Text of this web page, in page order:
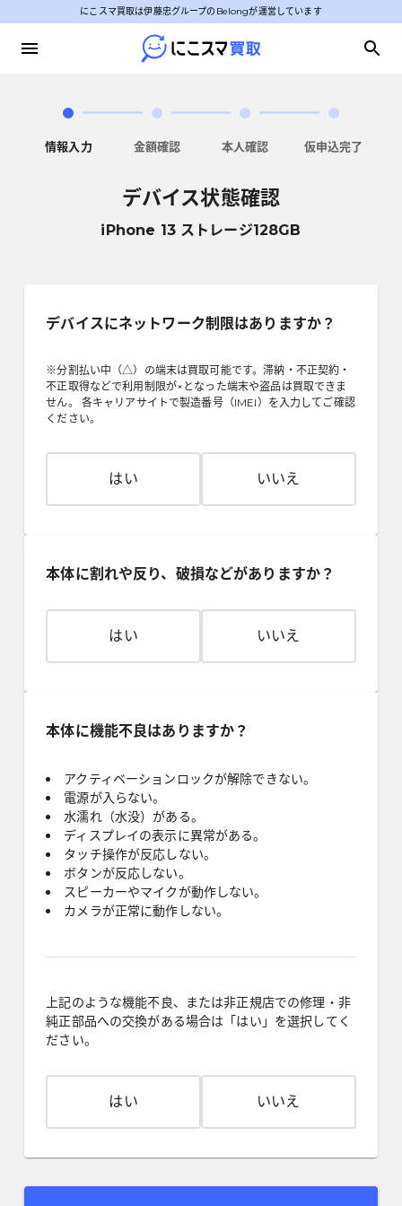
にこスマ買取は伊藤忠グループのBelongが運営しています
情報入力 金額確認 本人確認 仮申込完了
デバイス状態確認
iPhone 13 ストレージ128GB
デバイスにネットワーク制限はありますか？
※分割払い中（△）の端末は買取可能です。滞納・不正契約・
不正取得などで利用制限が×となった端末や盗品は買取できま
せん。 各キャリアサイトで製造番号（IMEI）を入力してご確認
ください。
はい いいえ
本体に割れや反り、破損などがありますか？
はい いいえ
本体に機能不良はありますか？
アクティベーションロックが解除できない。
電源が入らない。
水濡れ（水没）がある。
ディスプレイの表示に異常がある。
タッチ操作が反応しない。
ボタンが反応しない。
スピーカーやマイクが動作しない。
カメラが正常に動作しない。
上記のような機能不良、または非正規店での修理・非
純正部品への交換がある場合は「はい」を選択してく
ださい。
はい いいえ